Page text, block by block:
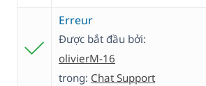
Erreur
Được bắt đầu bởi:
olivierM-16
trong: Chat Support